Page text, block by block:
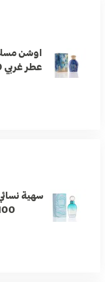
اوشن
عطر غربي 100مل
سهية